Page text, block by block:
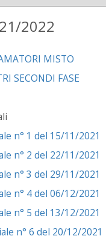
2022
MISTO
SECONDI FASE
n° 1 del 15/11/2021
n° 2 del 22/11/2021
n° 3 del 29/11/2021
n° 4 del 06/12/2021
n° 5 del 13/12/2021
n° 6 del 20/12/2021